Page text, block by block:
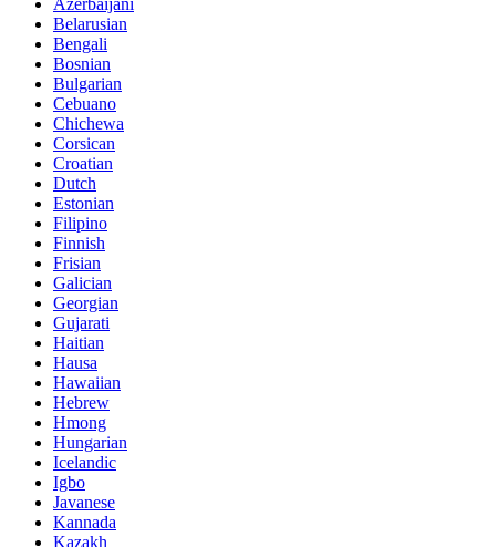
Azerbaijani
Belarusian
Bengali
Bosnian
Bulgarian
Cebuano
Chichewa
Corsican
Croatian
Dutch
Estonian
Filipino
Finnish
Frisian
Galician
Georgian
Gujarati
Haitian
Hausa
Hawaiian
Hebrew
Hmong
Hungarian
Icelandic
Igbo
Javanese
Kannada
Kazakh